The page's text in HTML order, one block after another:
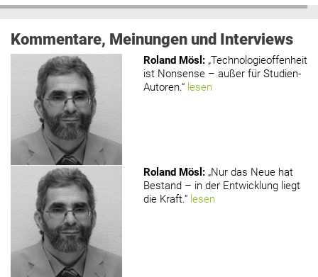
Kommentare, Meinungen und Interviews
Roland Mösl : „Technologieoffenheit
ist Nonsense – außer für Studien-
Autoren.“ lesen
Roland Mösl : „Nur das Neue hat
Bestand – in der Entwicklung liegt
die Kraft.“ lesen